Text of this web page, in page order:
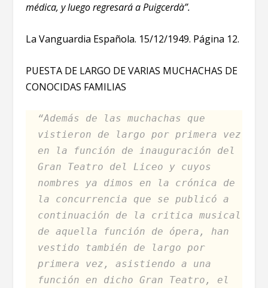
médica, y luego regresará a Puigcerdà”.
La Vanguardia Española. 15/12/1949. Página 12.
PUESTA DE LARGO DE VARIAS MUCHACHAS DE
CONOCIDAS FAMILIAS
“Además de las muchachas que
vistieron de largo por primera vez
en la función de inauguración del
Gran Teatro del Liceo y cuyos
nombres ya dimos en la crónica de
la concurrencia que se publicó a
continuación de la critica musical
de aquella función de ópera, han
vestido también de largo por
primera vez, asistiendo a una
función en dicho Gran Teatro, el